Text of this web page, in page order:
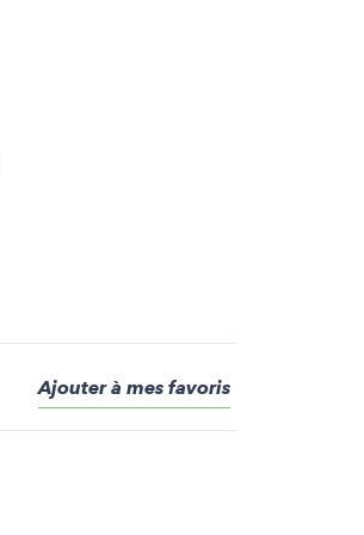
Ajouter à mes favoris